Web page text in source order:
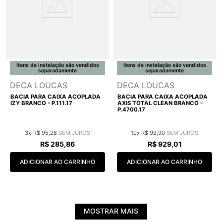
Itens de instalação são vendidos
separadamente
DECA LOUCAS
BACIA PARA CAIXA ACOPLADA
IZY BRANCO - P.111.17
3 R$ 95 28
R$285,86
ADICIONAR AO CARRINHO
Itens de instalação são vendidos
separadamente
DECA LOUCAS
BACIA PARA CAIXA ACOPLADA
AXIS TOTAL CLEAN BRANCO -
P.4700.17
10 R$ 92 90
R$ 929,01
ADICIONAR AO CARRINHO
MOSTRAR MAIS